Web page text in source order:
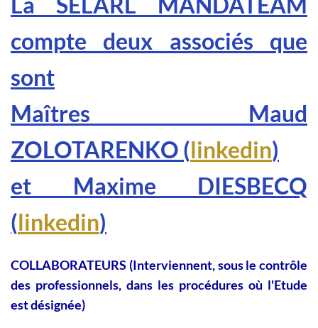
compte deux associés que
sont
Maîtres Maud
ZOLOTARENKO (linkedin)
et Maxime DIESBECQ
(linkedin)
COLLABORATEURS (Interviennent, sous le contrôle
des professionnels, dans les procédures où l'Etude
est désignée)